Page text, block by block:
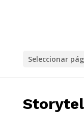
Seleccionar